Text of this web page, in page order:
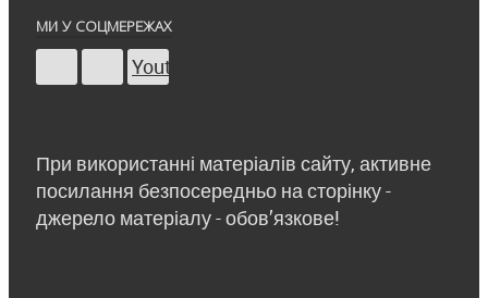
МИ У СОЦМЕРЕЖАХ
Youtube
При використанні матеріалів сайту, активне
посилання безпосередньо на сторінку -
джерело матеріалу - обов’язкове!